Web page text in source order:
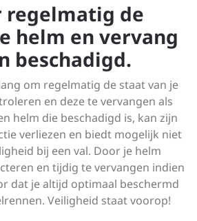
regelmatig de
helm en vervang
beschadigd.
om regelmatig de staat van je
en deze te vervangen als
helm die beschadigd is, kan zijn
verliezen en biedt mogelijk niet
bij een val. Door je helm
en tijdig te vervangen indien
dat je altijd optimaal beschermd
Veiligheid staat voorop!